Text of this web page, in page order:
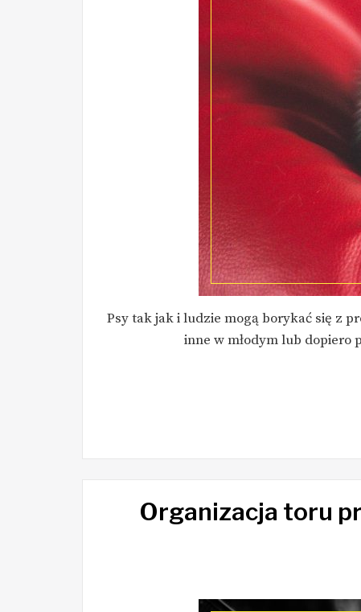
Psy tak jak i ludzie mogą borykać się z
inne w młodym lub dopiero
Organizacja toru